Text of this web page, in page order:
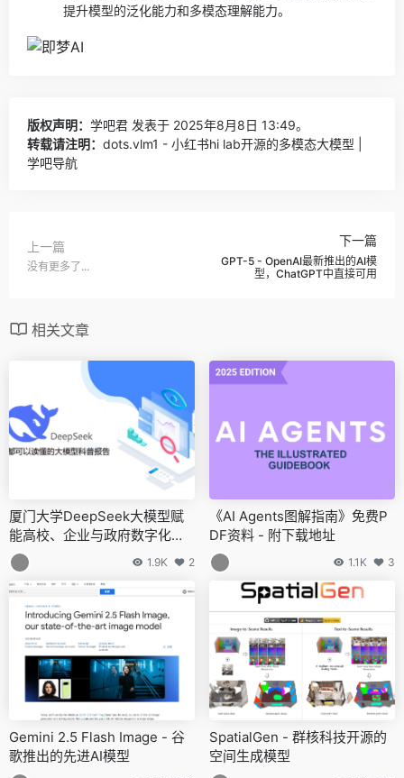
提升模型的泛化能力和多模态理解能力。
版权声明： 学吧君 发表于 2025年8月8日 13:49。
转载请注明： dots.vlm1 - 小红书hi lab开源的多模态大模型 |
学吧导航
上一篇
没有更多了...
下一篇
GPT-5 - OpenAI最新推出的AI模
型，ChatGPT中直接可用
相关文章
厦门大学DeepSeek大模型赋
能高校、企业与政府数字化转
型
1.9K 2
《AI Agents图解指南》免费P
DF资料 - 附下载地址
1.1K 3
Gemini 2.5 Flash Image - 谷
歌推出的先进AI模型
SpatialGen - 群核科技开源的
空间生成模型